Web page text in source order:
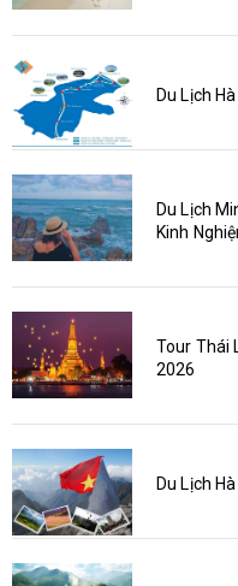
Du Lịch
Du Lịch
Kinh
Tour Thái
2026
Du Lịch